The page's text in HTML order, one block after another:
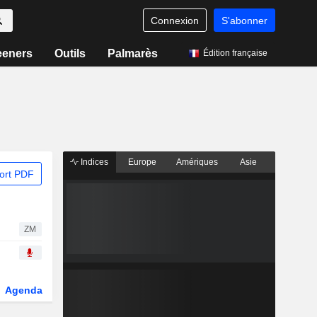
Connexion S'abonner
Outils Palmarès Édition française
PDF
ZM
Agenda
Indices Europe Amériques Asie